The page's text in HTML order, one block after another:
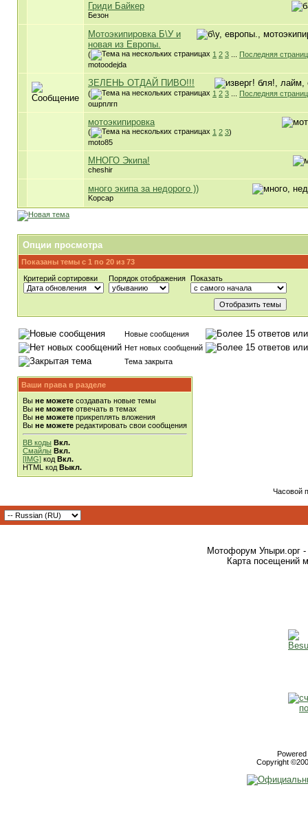
Гриди Байкер
Безон
Мотоэкипировка Б\У и
новая из Европы.
( 1 2 3
Последняя
motoodejda
ЗЕЛЕНЬ ОТДАЙ ПИВО!!!
( 1 2 3
Последняя
ошрплгп
мотоэкипировка
( 1 2 3)
moto85
МНОГО Экипа!
cheshir
много экипа за недорого ))
Kopcap
Опции просмотра
Показаны темы с 1 по 20 из 73
Критерий сортировки
Порядок отображения Показать
Новые сообщения
Нет новых сообщений
Тема закрыта
Ваши права в разделе
Вы не можете создавать новые темы
Вы не можете отвечать в темах
Вы не можете прикреплять вложения
Вы не можете редактировать свои сообщения
BB коды Вкл.
Смайлы Вкл.
[IMG] код Вкл.
HTML код Выкл.
Часовой
Мотофорум Упыри.орг -
Карта посещений
Copyright